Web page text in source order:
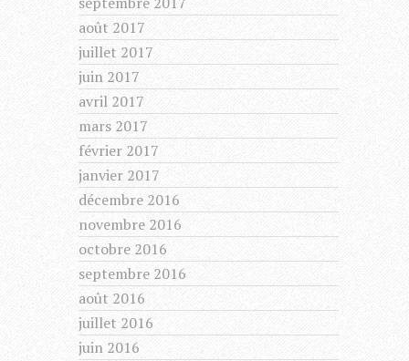
août 2017
juillet 2017
juin 2017
avril 2017
mars 2017
février 2017
janvier 2017
décembre 2016
novembre 2016
octobre 2016
septembre 2016
août 2016
juillet 2016
juin 2016